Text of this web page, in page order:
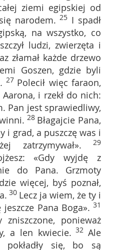
ziemi egipskiej od
narodem. 25 I spadł
na wszystko, co
ludzi, zwierzęta i
złamał każde drzewo
Goszen, gdzie byli
27 Polecił więc faraon,
i rzekł do nich:
Pan jest sprawiedliwy,
28 Błagajcie Pana,
i grad, a puszczę was i
zatrzymywał». 29
«Gdy wyjdę z
do Pana. Grzmoty
więcej, byś poznał,
30 Lecz ja wiem, że ty i
Pana Boga». 31
ponieważ
a len kwiecie. 32 Ale
się, bo są